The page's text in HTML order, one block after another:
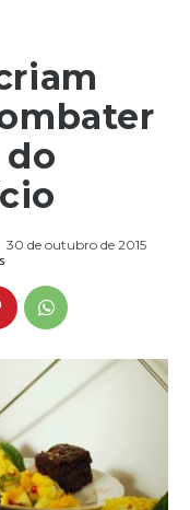
30 de outubro de 2015